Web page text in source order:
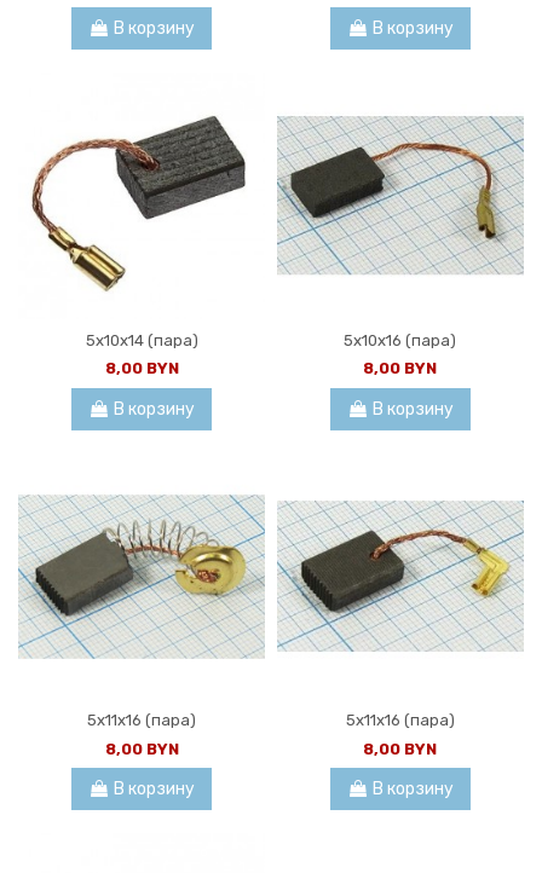
В корзину В корзину
5x10x14 (пара)
8,00 BYN
В корзину
5x10x16 (пара)
8,00 BYN
В корзину
5x11x16 (пара)
8,00 BYN
В корзину
5x11x16 (пара)
8,00 BYN
В корзину